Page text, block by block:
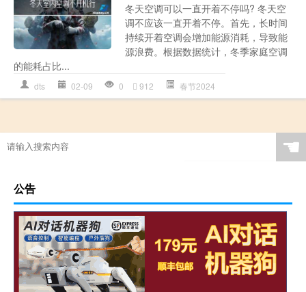
冬天空调可以一直开着不停吗? 冬天空
调不应该一直开着不停。首先，长时间
持续开着空调会增加能源消耗，导致能
源浪费。根据数据统计，冬季家庭空调
的能耗占比...
dts 02-09 0 912 春节2024
☚
公告